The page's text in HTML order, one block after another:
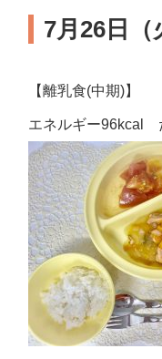
7月26日
【離乳食(中期)】
エネルギー96kcal